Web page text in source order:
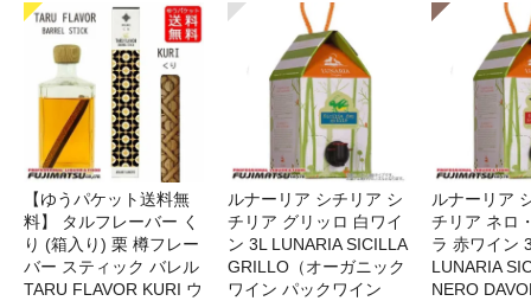
【ゆうパケット送料無
料】 タルフレーバー く
り (箱入り) 栗 樽フレー
バー スティック バレル
TARU FLAVOR KURI ウ
ルナーリア シチリア シ
チリア グリッロ 白ワイ
ン 3L LUNARIA SICILLA
GRILLO（オーガニック
ワイン パックワイン
ルナーリア
チリア ネロ
ラ 赤ワイ
LUNARIA
NERO